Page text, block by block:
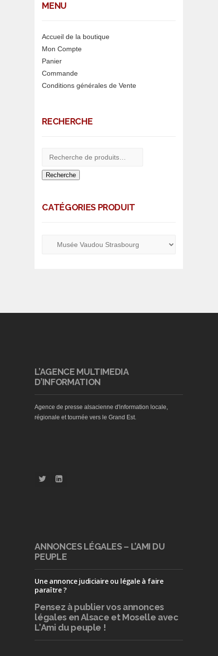
MENU
Accueil de la boutique
Mon Compte
Panier
Commande
Conditions générales de Vente
RECHERCHE
Recherche
CATÉGORIES PRODUIT
L’AGENCE MULTIMEDIA
D’INFORMATION
Agence de presse alsacienne d'information locale,
régionale et tournée vers le Grand Est.
ANNONCES LÉGALES – L’AMI DU
PEUPLE
Une annonce judiciaire ou légale à faire
paraître ?
Pensez à publiervos annonces
légales en Alsace et Moselle avec
L'Ami du peuple !